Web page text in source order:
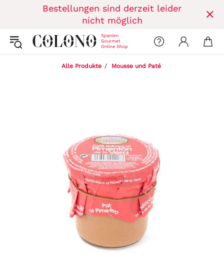
Bestellungen sind derzeit leider
nicht möglich
Alle Produkte Mousse und Paté